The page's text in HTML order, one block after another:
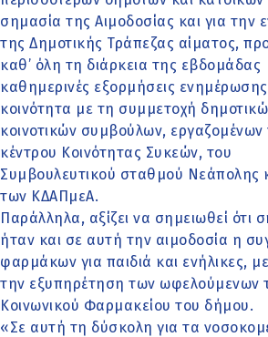
σημασία της Αιμοδοσίας και για την
της Δημοτικής Τράπεζας αίματος,
καθ’ όλη τη διάρκεια της εβδομάδας
καθημερινές εξορμήσεις
κοινότητα με τη συμμετοχή
κοινοτικών συμβούλων, εργαζομένων
κέντρου Κοινότητας Συκεών, του
Συμβουλευτικού σταθμού Νεάπολης
των ΚΔΑΠμεΑ.
Παράλληλα, αξίζει να σημειωθεί ότι
ήταν και σε αυτή την αιμοδοσία η
φαρμάκων για παιδιά και ενήλικες,
την εξυπηρέτηση των ωφελούμενων
Κοινωνικού Φαρμακείου του δήμου.
«Σε αυτή τη δύσκολη για τα